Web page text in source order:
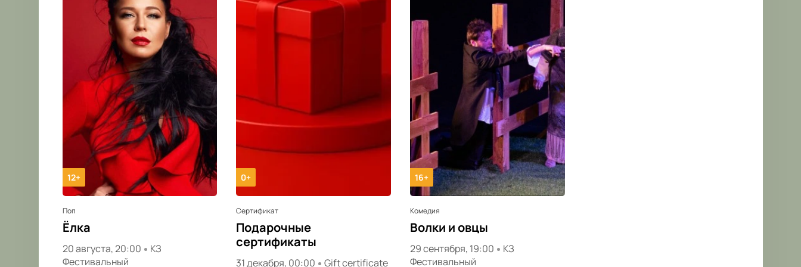
12+
Поп
Ёлка
20 августа, 20:00
КЗ
Фестивальный
0+
Сертификат
Подарочные
сертификаты
31 декабря, 00:00 Gift certificate
16+
Комедия
Волки и овцы
29 сентября, 19:00
КЗ
Фестивальный